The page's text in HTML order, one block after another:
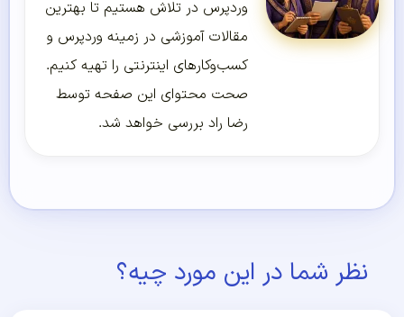
وردپرس در تلاش هستیم تا بهترین
مقالات آموزشی در زمینه وردپرس و
کسب‌و‌کارهای اینترنتی را تهیه کنیم.
صحت محتوای این صفحه توسط
رضا راد بررسی خواهد شد.
نظر شما در این مورد چیه؟